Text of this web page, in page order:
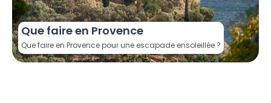
Que faire en Provence
Que faire en Provence pour une escapade ensoleillée ?